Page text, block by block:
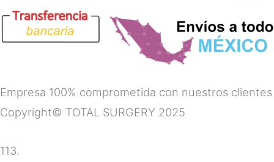
Empresa 100% comprometida con nuestros clientes
Copyright© TOTAL SURGERY 2025
113.